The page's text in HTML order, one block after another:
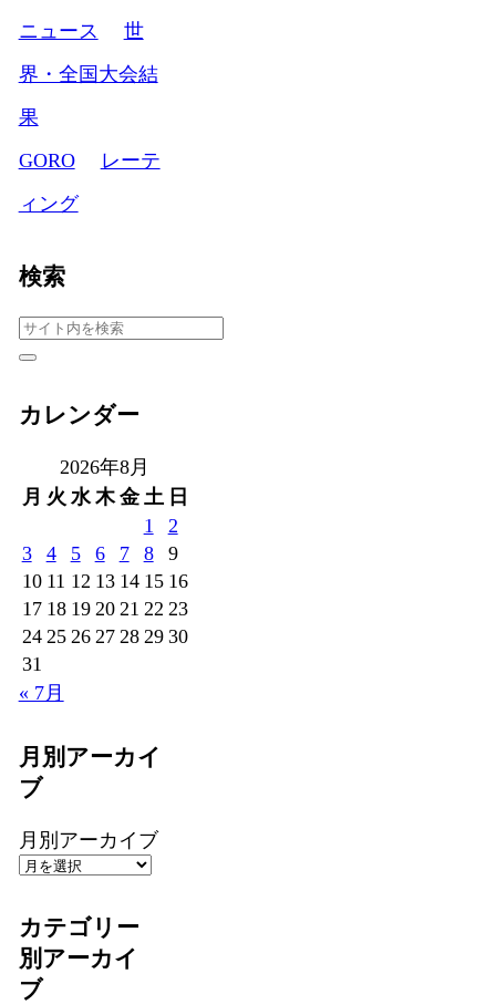
ニュース
世
界・全国大会結
果
GORO
レーテ
ィング
検索
カレンダー
2026年8月
月 火 水 木 金 土 日
1
2
3
4 5 6 7 8
9
10 11 12 13 14 15 16
17 18 19 20 21 22 23
24 25 26 27 28 29 30
31
« 7月
月別アーカイ
ブ
月別アーカイブ
カテゴリー
別アーカイ
ブ